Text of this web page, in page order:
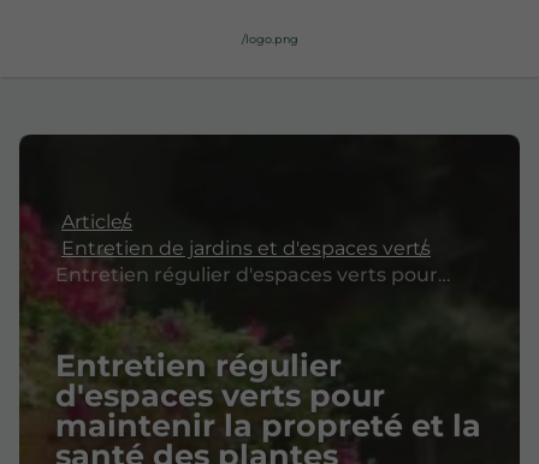
/logo.png
Articles
Entretien de jardins et d'espaces verts
Entretien régulier d'espaces verts pour maintenir la propreté et la santé des plantes
Entretien régulier
d'espaces verts pour
maintenir la propreté et la
santé des plantes